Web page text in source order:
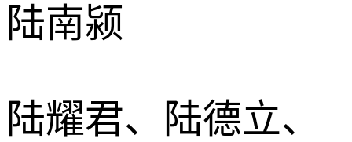
陆南颍
陆耀君、陆德立、